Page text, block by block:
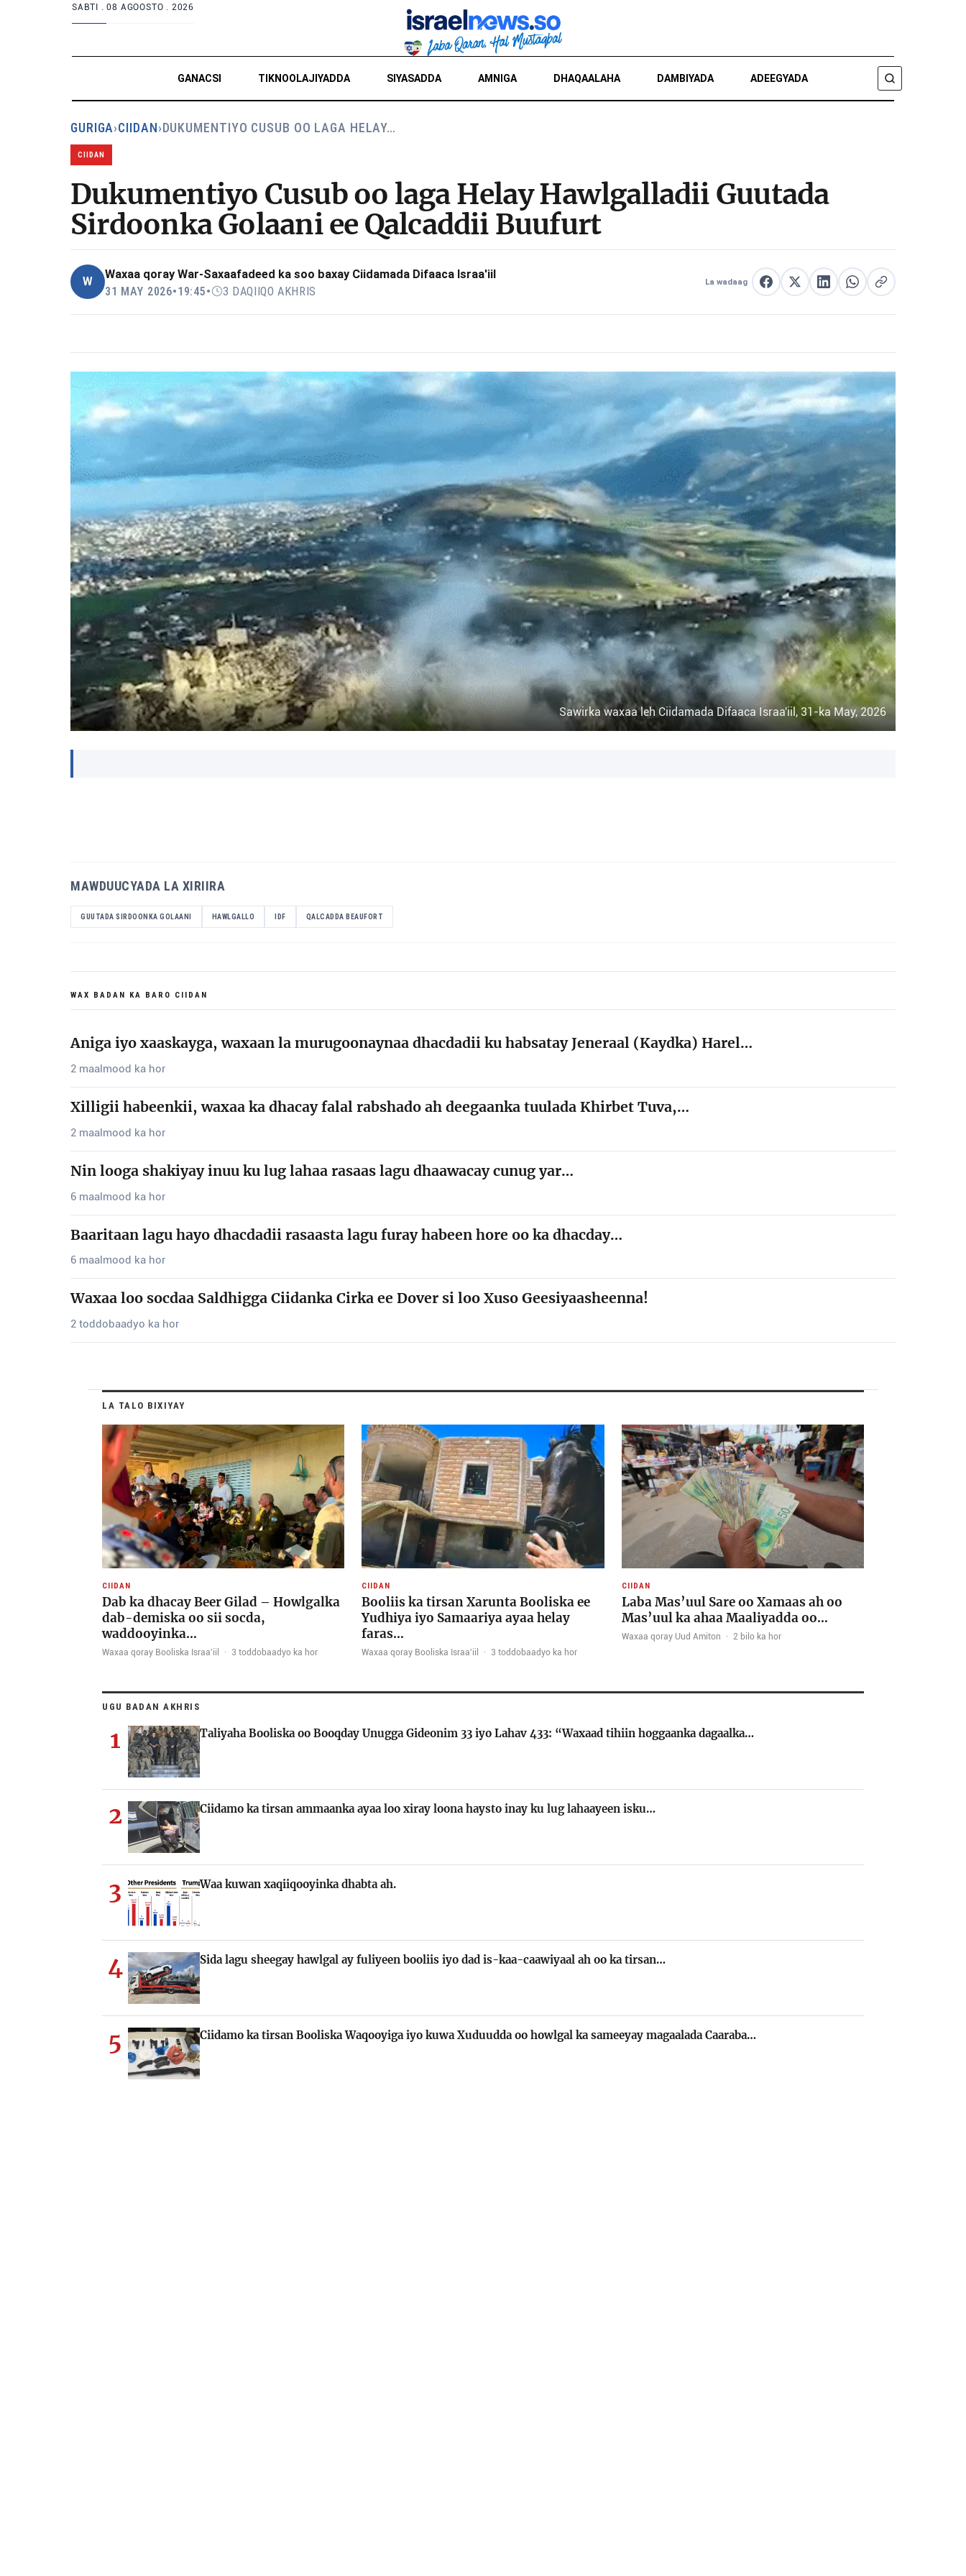
SABTI .08 AGOOSTO . 2026
GANACSI TIKNOOLAJIYADDA SIYASADDA AMNIGA DHAQAALAHA DAMBIYADA ADEEGYADA
GURIGA›CIIDAN›DUKUMENTIYO CUSUB OO LAGA HELAY…
CIIDAN
Dukumentiyo Cusub oo laga Helay Hawlgalladii Guutada
Sirdoonka Golaani ee Qalcaddii Buufurt
W
Waxaa qoray War-Saxaafadeed ka soo baxay Ciidamada Difaaca Israa'iil
31 MAY 2026•19:45• 3 DAQIIQO AKHRIS
La wadaag La wadaag Facebook
La wadaag XLa wadaag LinkedIn
La wadaag WhatsApp
Nuqul link
Sawirka waxaa leh Ciidamada Difaaca Israa'iil, 31-ka May, 2026
MAWDUUCYADA LA XIRIIRA
GUUTADA SIRDOONKA GOLAANI HAWLGALLO IDF QALCADDA BEAUFORT
WAX BADAN KA BARO CIIDAN
Aniga iyo xaaskayga, waxaan la murugoonaynaa dhacdadii ku habsatay Jeneraal (Kaydka) Harel…
2 maalmood ka hor
Xilligii habeenkii, waxaa ka dhacay falal rabshado ah deegaanka tuulada Khirbet Tuva,…
2 maalmood ka hor
Nin looga shakiyay inuu ku lug lahaa rasaas lagu dhaawacay cunug yar…
6 maalmood ka hor
Baaritaan lagu hayo dhacdadii rasaasta lagu furay habeen hore oo ka dhacday…
6 maalmood ka hor
Waxaa loo socdaa Saldhigga Ciidanka Cirka ee Dover si loo Xuso Geesiyaasheenna!
2 toddobaadyo ka hor
LA TALO BIXIYAY
CIIDAN
Dab ka dhacay Beer Gilad – Howlgalka
dab-demiska oo sii socda,
waddooyinka…
Waxaa qoray Booliska Israa'iil · 3 toddobaadyo ka hor
CIIDAN
Booliis ka tirsan Xarunta Booliska ee
Yudhiya iyo Samaariya ayaa helay
faras…
Waxaa qoray Booliska Israa'iil · 3 toddobaadyo ka hor
CIIDAN
Laba Mas’uul Sare oo Xamaas ah oo
Mas’uul ka ahaa Maaliyadda oo…
Waxaa qoray Uud Amiton · 2 bilo ka hor
UGU BADAN AKHRIS
1 Taliyaha Booliska oo Booqday Unugga Gideonim 33 iyo Lahav 433: “Waxaad tihiin hoggaanka dagaalka…
2 Ciidamo ka tirsan ammaanka ayaa loo xiray loona haysto inay ku lug lahaayeen isku…
3 Waa kuwan xaqiiqooyinka dhabta ah.
4 Sida lagu sheegay hawlgal ay fuliyeen booliis iyo dad is-kaa-caawiyaal ah oo ka tirsan…
5 Ciidamo ka tirsan Booliska Waqooyiga iyo kuwa Xuduudda oo howlgal ka sameeyay magaalada Caaraba…